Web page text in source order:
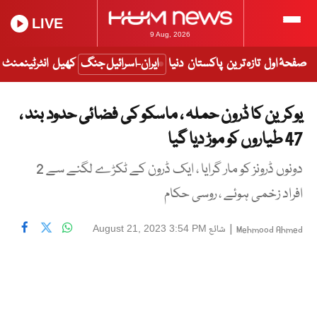
9 Aug, 2026
LIVE
صفحۂ اول تازہ ترین پاکستان دنیا ایران-اسرائیل جنگ کھیل انٹرٹینمنٹ
یوکرین کا ڈرون حملہ ، ماسکو کی فضائی حدود بند ،
47 طیاروں کو موڑ دیا گیا
دونوں ڈرونز کو مار گرایا ، ایک ڈرون کے ٹکڑے لگنے سے 2
افراد زخمی ہوئے ، روسی حکام
Mehmood Ahmed
| شائع August 21, 2023 3:54 PM